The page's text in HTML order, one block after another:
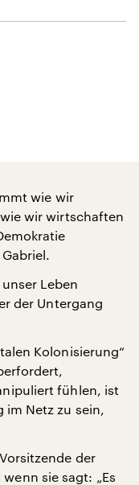
wie wir
wir wirtschaften
Leben
der Untergang
Kolonisierung“
fühlen, ist
im Netz zu sein,
der
sie sagt: „Es